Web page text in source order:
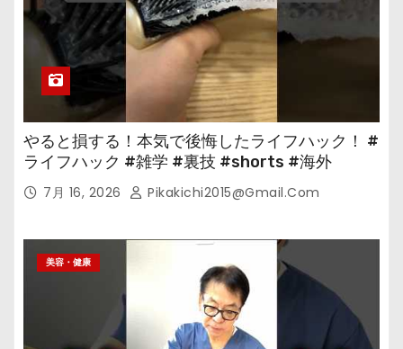
やると損する！本気で後悔したライフハック！ #
ライフハック #雑学 #裏技 #shorts #海外
7月 16, 2026 Pikakichi2015@gmail.com
美容・健康